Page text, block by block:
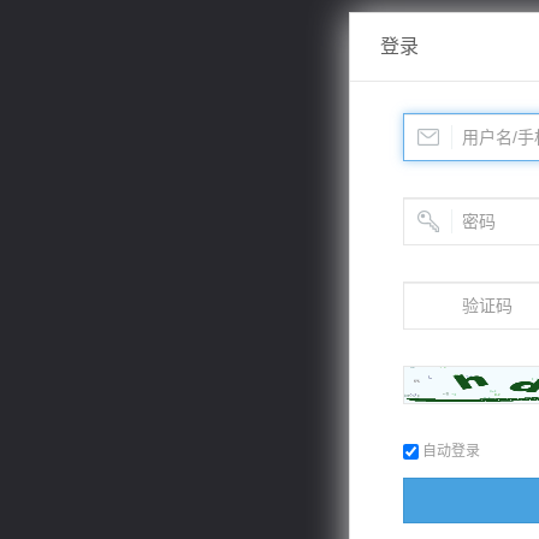
登录
自动登录